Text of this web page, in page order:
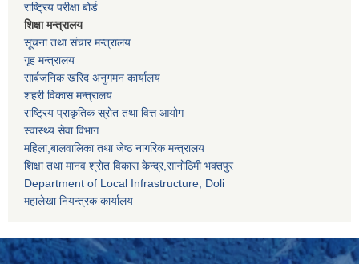
राष्ट्रिय परीक्षा बोर्ड
शिक्षा मन्त्रालय
सूचना तथा संचार मन्त्रालय
गृह मन्त्रालय
सार्बजनिक खरिद अनुगमन कार्यालय
शहरी विकास मन्त्रालय
राष्ट्रिय प्राकृतिक स्रोत तथा वित्त आयोग
स्वास्थ्य सेवा विभाग
महिला,बालवालिका तथा जेष्ठ नागरिक मन्त्रालय
शिक्षा तथा मानव श्राेत विकास केन्द्र,सानाेठिमी भक्तपुर
Department of Local Infrastructure, Doli
महालेखा नियन्त्रक कार्यालय